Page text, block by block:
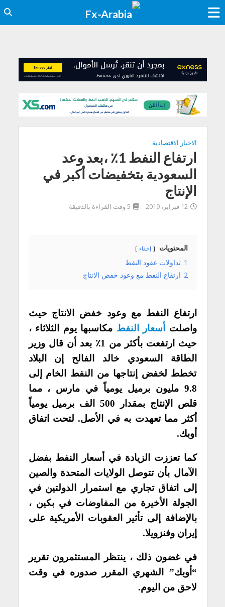
الاخبار الاقتصادية
ارتفاع النفط 1٪ ،بعد وعد
السعودية بتخفيضات أكبر في
الإنتاج
12 فبراير، 2019 5 وقت القراءة بالدقيقة
المحتويات إخفاء
1 تداولات عقود النفط
2 ارتفاع النفط مع وعود خفض الانتاج
ارتفاع النفط مع وعود خفض الانتاج حيث
واصلت أسعار النفط مكاسبها يوم الثلاثاء ،
حيث ارتفعت بأكثر من 1٪ بعد أن قال وزير
الطاقة السعودي خالد الفالح إن البلاد
تخطط لخفض إنتاجها من النفط الخام إلى
9.8 مليون برميل يومياً في مارس ، مما
قلص الإنتاج بمقدار 500 الف برميل يومياً
أكثر مما تعهدت به في الأصل. لتحت اتفاق
أوبك.
كما تعززت الزيادة في أسعار النفط بفضل
الآمال بأن تتوصل الولايات المتحدة والصين
إلى اتفاق تجاري مع استمرار الدولتين في
الجولة الأخيرة من المفاوضات في بكين ،
بالإضافة إلى تأثير العقوبات الأمريكية على
إيران وفنزويلا.
في غضون ذلك ، ينتظر المستثمرون تقرير
“أوبك” الشهري المقرر صدوره في وقت
لاحق من اليوم.